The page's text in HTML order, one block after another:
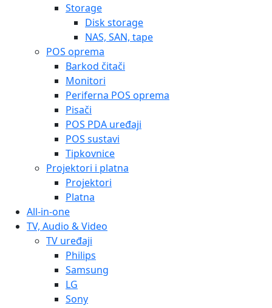
Storage
Disk storage
NAS, SAN, tape
POS oprema
Barkod čitači
Monitori
Periferna POS oprema
Pisači
POS PDA uređaji
POS sustavi
Tipkovnice
Projektori i platna
Projektori
Platna
All-in-one
TV, Audio & Video
TV uređaji
Philips
Samsung
LG
Sony